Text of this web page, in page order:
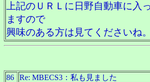
上記のＵＲＬに日野自動車に入
ますので
興味のある方は見てくださいね。
86 Re: MBECS3：私も見ました